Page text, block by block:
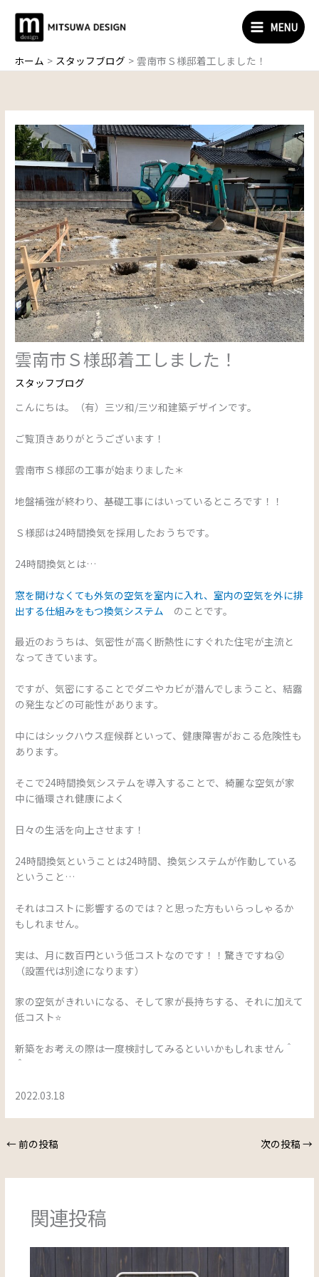
キ
MENU
ホーム スタッフブログ 雲南市Ｓ様邸着工しました！
雲南市Ｓ様邸着工しました！
スタッフブログ
こんにちは。（有）三ツ和/三ツ和建築デザインです。
ご覧頂きありがとうございます！
雲南市Ｓ様邸の工事が始まりました＊
地盤補強が終わり、基礎工事にはいっているところです！！
Ｓ様邸は24時間換気を採用したおうちです。
24時間換気とは…
窓を開けなくても外気の空気を室内に入れ、室内の空気を外に排
出する仕組みをもつ換気システム のことです。
最近のおうちは、気密性が高く断熱性にすぐれた住宅が主流と
なってきています。
ですが、気密にすることでダニやカビが潜んでしまうこと、結露
の発生などの可能性があります。
中にはシックハウス症候群といって、健康障害がおこる危険性も
あります。
そこで24時間換気システムを導入することで、綺麗な空気が家
中に循環され健康によく
日々の生活を向上させます！
24時間換気ということは24時間、換気システムが作動している
ということ…
それはコストに影響するのでは？と思った方もいらっしゃるか
もしれません。
実は、月に数百円という低コストなのです！！驚きですね😲
（設置代は別途になります）
家の空気がきれいになる、そして家が長持ちする、それに加えて
低コスト⭐
新築をお考えの際は一度検討してみるといいかもしれません＾
＾
2022.03.18
←前の投稿 次の投稿 →
関連投稿